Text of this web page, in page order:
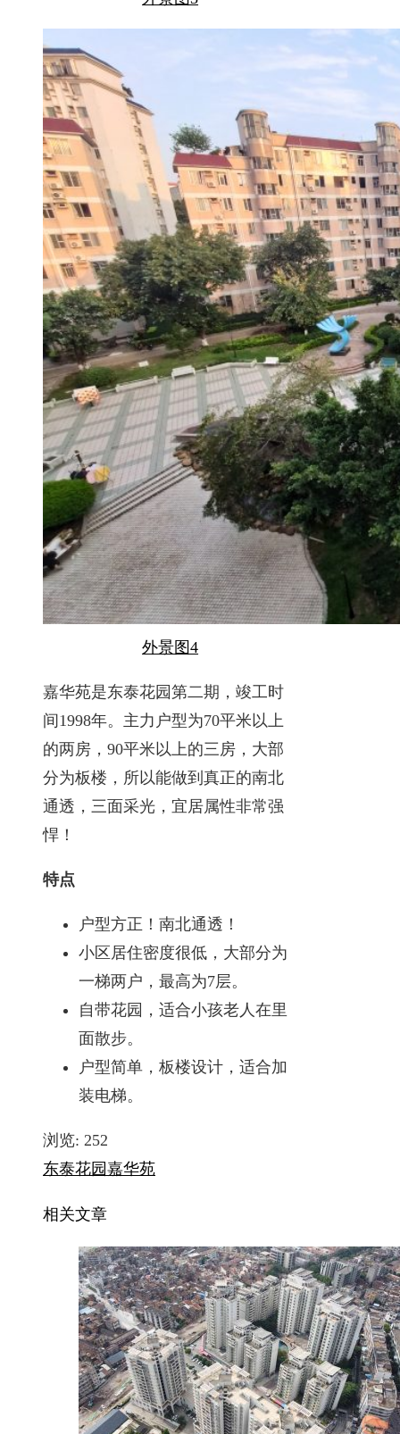
外景图4
嘉华苑是东泰花园第二期，竣工时
间1998年。主力户型为70平米以上
的两房，90平米以上的三房，大部
分为板楼，所以能做到真正的南北
通透，三面采光，宜居属性非常强
悍！
特点
户型方正！南北通透！
小区居住密度很低，大部分为
一梯两户，最高为7层。
自带花园，适合小孩老人在里
面散步。
户型简单，板楼设计，适合加
装电梯。
浏览: 252
东泰花园嘉华苑
相关文章